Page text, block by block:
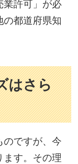
業許可」が必
の都道府県知
はさら
のですが、今
ます。その理